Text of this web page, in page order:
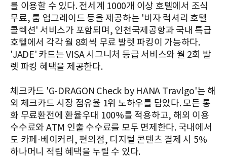
를 이용할 수 있다. 전세계 1000개 이상 호텔에서 조식
무료, 룸 업그레이드 등을 제공하는 '비자 럭셔리 호텔
콜렉션' 서비스가 포함되며, 인천국제공항과 국내 특급
호텔에서 각각 월 8회씩 무료 발렛 파킹이 가능하다.
'JADE' 카드는 VISA 시그니처 등급 서비스와 월 2회 발
렛 파킹 혜택을 제공한다.
체크카드 'G-DRAGON Check by HANA Travlgo'는 해
외 체크카드 시장 점유율 1위 노하우를 담았다. 모든 통
화 무료환전에 환율우대 100%를 적용하고, 해외 이용
수수료와 ATM 인출 수수료를 모두 면제한다. 국내에서
도 카페·베이커리, 편의점, 디지털 콘텐츠 결제 시 5%
하나머니 적립 혜택을 누릴 수 있다.